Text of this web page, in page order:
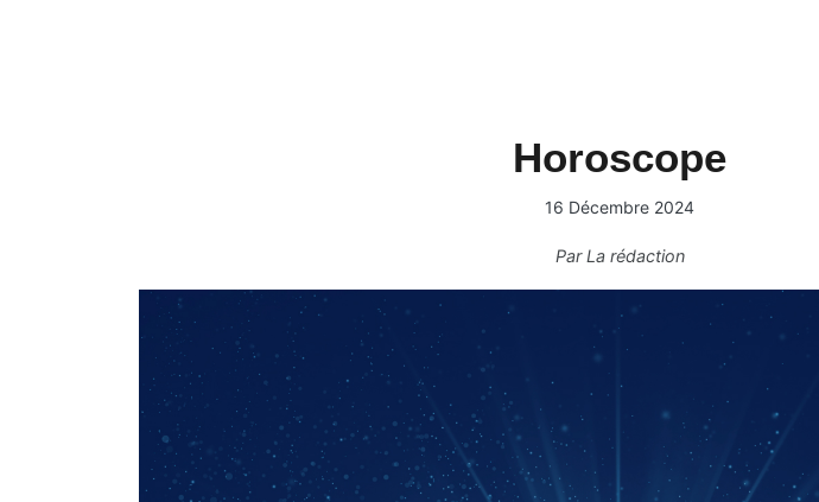
Horoscope
16 Décembre 2024
ParLa rédaction